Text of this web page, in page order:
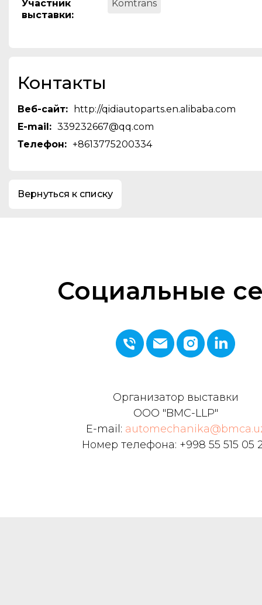
Участник
выставки:
Komtrans
Контакты
Веб-сайт:
http://qidiautoparts.en.alibaba.com
E-mail: 339232667@qq.com
Телефон: +8613775200334
Вернуться к списку
Социальные
Организатор выставки
ООО "BMC-LLP"
E-mail:
Номер телефона: +998 55 515 05